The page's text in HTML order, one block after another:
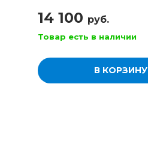
14 100 руб.
Товар есть в наличии
В КОРЗИНУ